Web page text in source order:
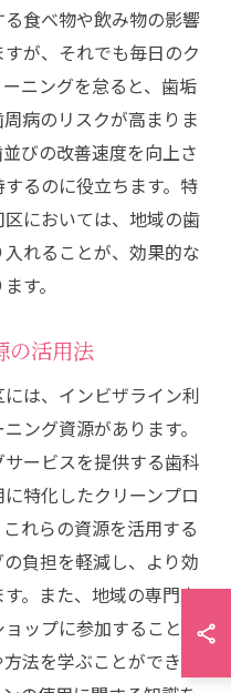
食べ物や飲み物の影響
が、それでも毎日のク
ニングを怠ると、歯垢
病のリスクが高まりま
びの改善速度を向上さ
るのに役立ちます。特
においては、地域の歯
れることが、効果的な
す。
の活用法
は、インビザライン利
ング資源があります。
ービスを提供する歯科
特化したクリーンプロ
れらの資源を活用する
負担を軽減し、より効
。また、地域の専門家
ップに参加すること
法を学ぶことができま